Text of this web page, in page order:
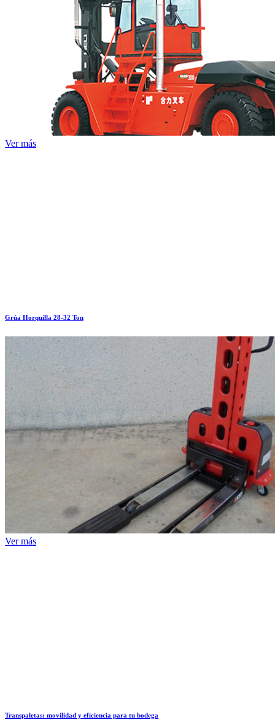
Ver más
Grúa Horquilla 28-32 Ton
Ver más
Transpaletas: movilidad y eficiencia para tu bodega